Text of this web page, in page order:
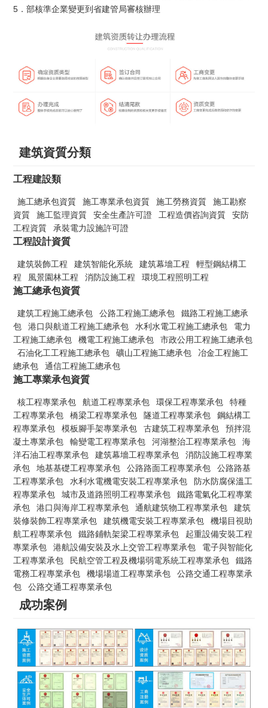
5．部核準企業變更到省建管局審核辦理
建筑資質分類
工程建設類
施工總承包資質 施工專業承包資質 施工勞務資質
施工勘察
資質
施工監理資質 安全生產許可證 工程造價咨詢資質
安防
工程資質
承裝電力設施許可證
工程設計資質
建筑裝飾工程 建筑智能化系統 建筑幕墻工程
輕型鋼結構工
程
風景園林工程 消防設施工程 環境工程照明工程
施工總承包資質
建筑工程施工總承包 公路工程施工總承包
鐵路工程施工總承
包
港口與航道工程施工總承包 水利水電工程施工總承包
電力
工程施工總承包
機電工程施工總承包
市政公用工程施工總承包
石油化工工程施工總承包
礦山工程施工總承包
冶金工程施工
總承包
通信工程施工總承包
施工專業承包資質
核工程專業承包 航道工程專業承包 環保工程專業承包
特種
工程專業承包
橋梁工程專業承包 隧道工程專業承包
鋼結構工
程專業承包
模板腳手架專業承包 古建筑工程專業承包
預拌混
凝土專業承包
輸變電工程專業承包 河湖整治工程專業承包
海
洋石油工程專業承包
建筑幕墻工程專業承包
消防設施工程專業
承包
地基基礎工程專業承包 公路路面工程專業承包
公路路基
工程專業承包
水利水電機電安裝工程專業承包
防水防腐保溫工
程專業承包
城市及道路照明工程專業承包
鐵路電氣化工程專業
承包
港口與海岸工程專業承包 通航建筑物工程專業承包
建筑
裝修裝飾工程專業承包
建筑機電安裝工程專業承包
機場目視助
航工程專業承包
鐵路鋪軌架梁工程專業承包
起重設備安裝工程
專業承包
港航設備安裝及水上交管工程專業承包
電子與智能化
工程專業承包
民航空管工程及機場弱電系統工程專業承包
鐵路
電務工程專業承包
機場場道工程專業承包
公路交通工程專業承
包
公路交通工程專業承包
成功案例